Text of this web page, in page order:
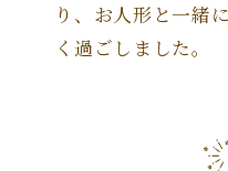
り、お人形と一緒
く過ごしました。